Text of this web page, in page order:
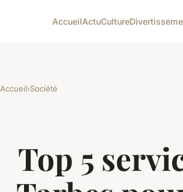
AccueilActuCulture
Accueil›Société
Top 5